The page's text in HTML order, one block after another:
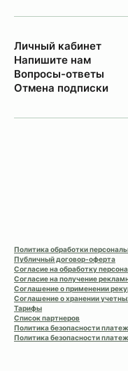
Личный кабинет
Напишите нам
Вопросы-ответы
Отмена подписки
Политика обработки
Публичный договор-оферта
Согласие на обработку
Согласие на получение
Соглашение о применении
Соглашение о хранении
Тарифы
Список партнеров
Политика безопасности
Политика безопасности